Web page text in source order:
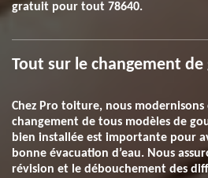
gratuit pour tout 78640.
Tout sur le changement
Chez Pro toiture, nous
changement de tous modèles de
bien installée est importante pour
bonne évacuation d’eau. Nous
révision et le débouchement des